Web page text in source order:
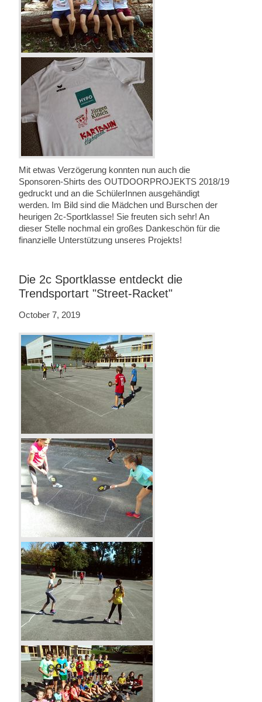
Mit etwas Verzögerung konnten nun auch die
Sponsoren-Shirts des OUTDOORPROJEKTS 2018/19
gedruckt und an die SchülerInnen ausgehändigt
werden. Im Bild sind die Mädchen und Burschen der
heurigen 2c-Sportklasse! Sie freuten sich sehr! An
dieser Stelle nochmal ein großes Dankeschön für die
finanzielle Unterstützung unseres Projekts!
Die 2c Sportklasse entdeckt die
Trendsportart "Street-Racket"
October 7, 2019